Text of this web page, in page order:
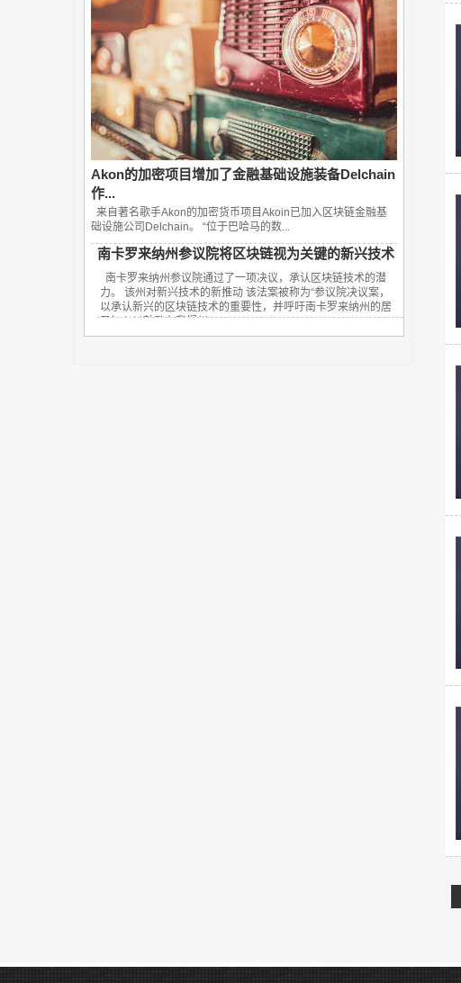
Akon的加密项目增加了金融基础设施装备Delchain
作...
来自著名歌手Akon的加密货币项目Akoin已加入区块链金融基
础设施公司Delchain。 “位于巴哈马的数...
南卡罗来纳州参议院将区块链视为关键的新兴技术
南卡罗来纳州参议院通过了一项决议，承认区块链技术的潜
力。 该州对新兴技术的新推动 该法案被称为“参议院决议案，
以承认新兴的区块链技术的重要性，并呼吁南卡罗来纳州的居
民加入以鼓励在我们州...